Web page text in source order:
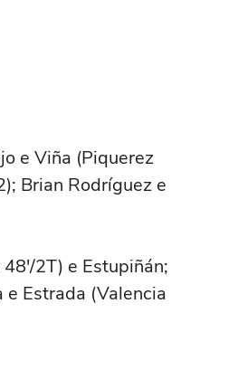
e Viña (Piquerez
Brian Rodríguez e
2T) e Estupiñán;
e Estrada (Valencia